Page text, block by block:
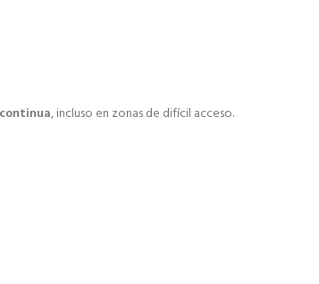
, incluso en zonas de difícil acceso.